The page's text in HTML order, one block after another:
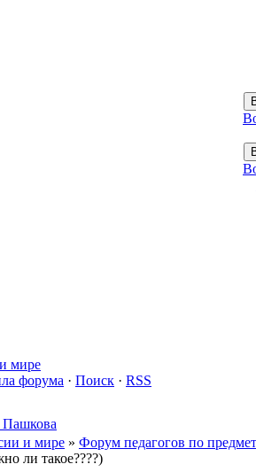
мире
форума · Поиск · RSS
и мире » Форум педагогов по
ли такое????)